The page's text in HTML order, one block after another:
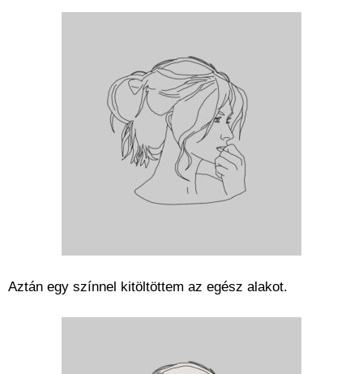
Aztán egy színnel kitöltöttem az egész alakot.